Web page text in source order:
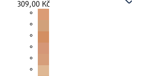
309,00 Kč